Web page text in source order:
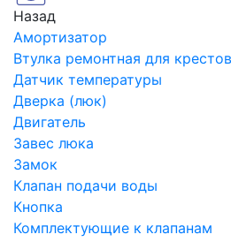
Назад
Амортизатор
Втулка ремонтная для
Датчик температуры
Дверка (люк)
Двигатель
Завес люка
Замок
Клапан подачи воды
Кнопка
Комплектующие к клапанам